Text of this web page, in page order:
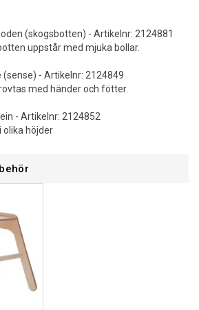
(skogsbotten) - Artikelnr: 2124881
uppstår med mjuka bollar.
(sense) - Artikelnr: 2124849
med händer och fötter.
- Artikelnr: 2124852
olika höjder